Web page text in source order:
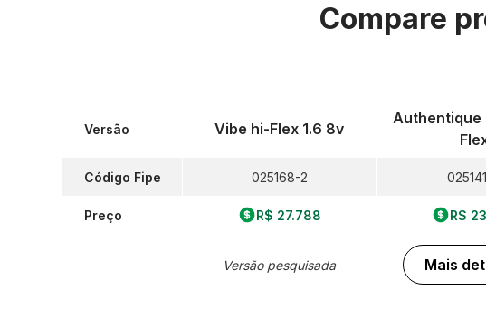
Compare
Versão
Código Fipe
Preço
Vibe hi-Flex 1.6 8v
025168-2
R$ 27.788
Versão pesquisada
Authentique
R$
Mais